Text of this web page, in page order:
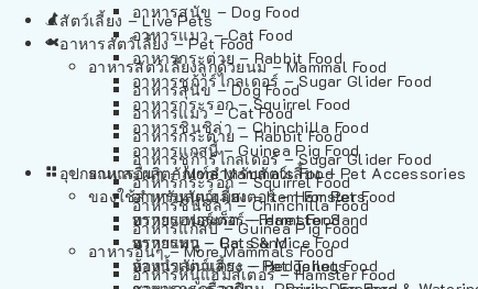
สัตว์เลี้ยง – Live Pets
อาหารสัตว์เลี้ยง – Pet Food
อาหารสัตว์เลี้ยงลูกด้วยนม – Mammal Food
อาหารสุนัข – Dog Food
อาหารแมว – Cat Food
อาหารกระต่าย – Rabbit Food
อาหารชูก้าร์ไกลเดอร์ – Sugar Glider Food
อาหารกระรอก – Squirrel Food
อาหารชินชิล่า – Chinchilla Food
อาหารแกสบี้ – Guinea Pig Food
อาหารอื่นๆ – More Mammals Food
อาหารหนูแฮมสเตอร์ – Hamster Food
อาหารสุนัข – Dog Food
อาหารแมว – Cat Food
อาหารกระต่าย – Rabbit Food
อาหารชูก้าร์ไกลเดอร์ – Sugar Glider Food
อาหารกระรอก – Squirrel Food
อาหารชินชิล่า – Chinchilla Food
อาหารแกสบี้ – Guinea Pig Food
อาหารอื่นๆ – More Mammals Food
อาหารหนูแฮมสเตอร์ – Hamster Food
อาหารเฟอร์เร็ต – Ferret Food
อาหารหนู – Rats & Mice Food
อาหารเม่นแคระ – Hedgehog Food
อุปกรณและผลิตภัณฑ์สำหรับสัตว์เลี้ยง – Pet Accessories
ของใช้สำหรับสัตว์เลี้ยง – Item For Pets
ทรายแฮมสเตอร์ – Hamster Sand
ทรายแมว – Cat Sand
ห้องน้ำสัตว์เลี้ยง – Pet Toilets